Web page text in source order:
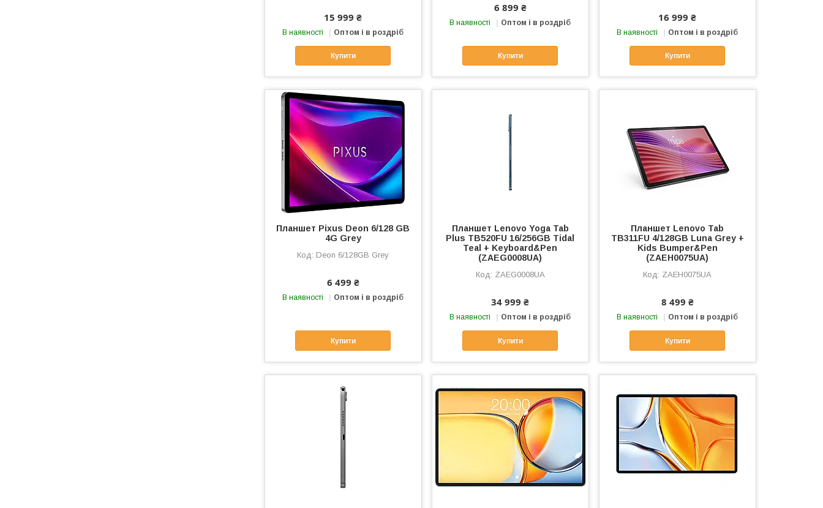
15 999 ₴
В наявності Оптом і в роздріб
Купити
6 899 ₴
В наявності Оптом і в роздріб
Купити
16 999 ₴
В наявності Оптом і в роздріб
Купити
Планшет Pixus Deon 6/128 GB
4G Grey
Deon 6/128GB Grey
6 499 ₴
В наявності Оптом і в роздріб
Купити
Планшет Lenovo Yoga Tab
Plus TB520FU 16/256GB Tidal
Teal + Keyboard&Pen
(ZAEG0008UA)
ZAEG0008UA
34 999 ₴
В наявності Оптом і в роздріб
Купити
Планшет Lenovo Tab
TB311FU 4/128GB Luna Grey +
Kids Bumper&Pen
(ZAEH0075UA)
ZAEH0075UA
8 499 ₴
В наявності Оптом і в роздріб
Купити